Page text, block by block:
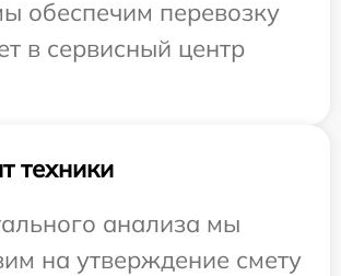
обеспечим перевозку
в сервисный центр
техники
анализа мы
на утверждение смету